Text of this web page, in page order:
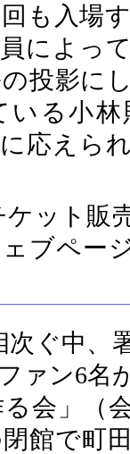
も入場
によっ
投影に
いる小
応えら
ケット販
ブペー
次ぐ中、
ァン6名
会」（
館で町